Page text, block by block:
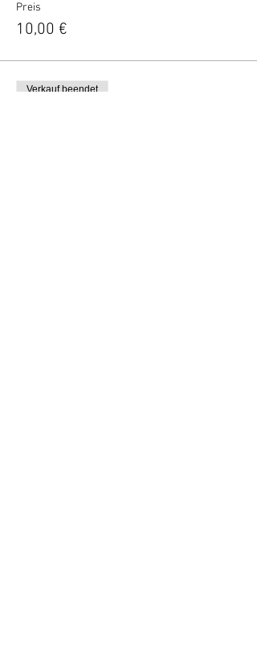
Preis
10,00 €
Verkauf beendet